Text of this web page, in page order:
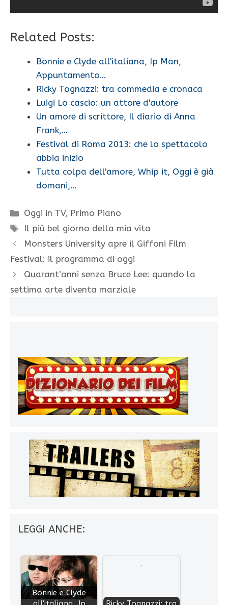
Related Posts:
Bonnie e Clyde all'italiana, Ip Man,
Appuntamento…
Ricky Tognazzi: tra commedia e cronaca
Luigi Lo cascio: un attore d'autore
Un amore di scrittore, Il diario di Anna
Frank,…
Festival di Roma 2013: che lo spettacolo
abbia inizio
Tutta colpa dell'amore, Whip it, Oggi è già
domani,…
Categorie
Oggi in TV, Primo Piano
Tag
Il più bel giorno della mia vita
Monsters University apre il Giffoni Film
Festival: il programma di oggi
Quarant’anni senza Bruce Lee: quando la
settima arte diventa marziale
LEGGI ANCHE:
Bonnie e Clyde